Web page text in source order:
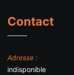
Contact
Adresse :
indisponible